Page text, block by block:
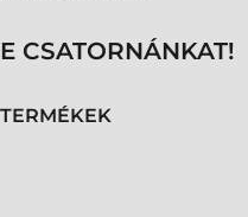
CSATORNÁNKAT!